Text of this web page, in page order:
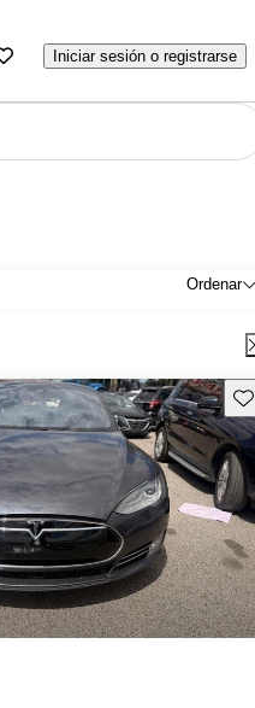
Iniciar sesión o registrarse
Ordenar